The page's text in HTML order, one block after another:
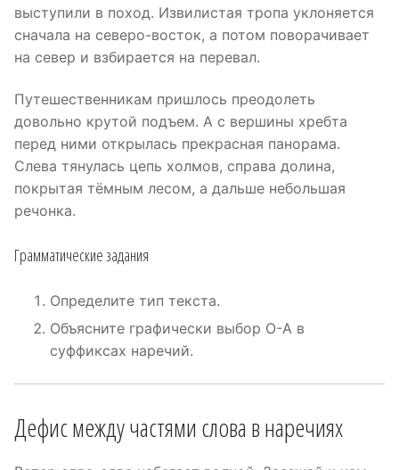
выступили в поход. Извилистая тропа уклоняется
сначала на северо-восток, а потом поворачивает
на север и взбирается на перевал.
Путешественникам пришлось преодолеть
довольно крутой подъем. А с вершины хребта
перед ними открылась прекрасная панорама.
Слева тянулась цепь холмов, справа долина,
покрытая тёмным лесом, а дальше небольшая
речонка.
Грамматические задания
Определите тип текста.
Объясните графически выбор О-А в
суффиксах наречий.
Дефис между частями слова в наречиях